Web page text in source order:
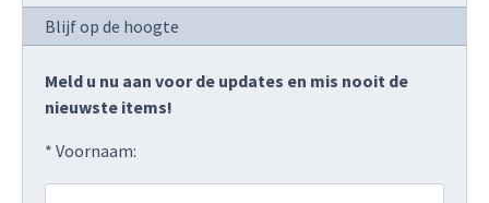
Blijf op de hoogte
Meld u nu aan voor de updates en mis nooit de
nieuwste items!
* Voornaam: